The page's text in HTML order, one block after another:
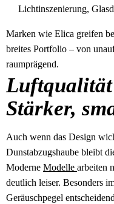
Lichtinszenierung,
Marken wie Elica greifen
breites Portfolio – von
raumprägend.
Stärker,
Auch wenn das Design
Dunstabzugshaube bleibt
Moderne Modelle arbeiten
deutlich leiser. Besonders
Geräuschpegel